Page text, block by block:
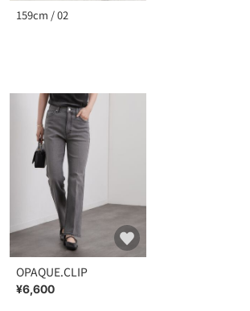
159cm / 02
OPAQUE.CLIP
¥6,600